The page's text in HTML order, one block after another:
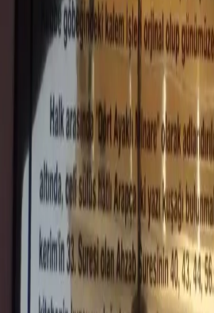
Dört ayaklı minare camii…
Dört ayaklı minaresi ve siyah
Akkoyunlu beylerinden Kasım
yılında aynı isimle inşa edilmiş
bulunmaktadır. Hz. Şeyh
kabrinin bulunduğu arsa üzerine
edilmiştir. Mescit dört ayrı sütun
kare planlı minaresi ile
Mutahhar’ın şahsi hayatı
bulunmamaktadır.
arasında yer almaktadır. Hz.
Matar) Türbesi bugün halen
Balıkçılarbaşı semtinde Şeyh
ziyaret edilmektedir.